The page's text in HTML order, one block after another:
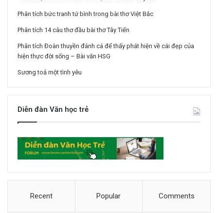
Phân tích bức tranh tứ bình trong bài thơ Việt Bắc
Phân tích 14 câu thơ đầu bài thơ Tây Tiến
Phân tích Đoàn thuyền đánh cá để thấy phát hiện về cái đẹp của
hiện thực đời sống – Bài văn HSG
Sương toả một tình yêu
Diễn đàn Văn học trẻ
Recent Popular Comments